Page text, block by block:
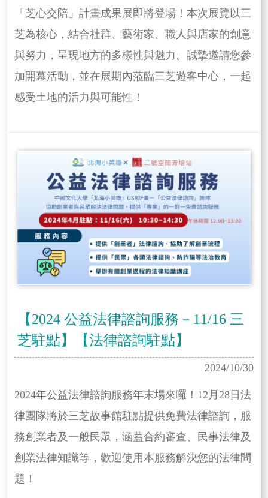
「芝心交陪」計畫成果展即將登場！本次展覽以三
芝為核心，結合社群、藝術家、職人與店家的創意
與努力，呈現地方的多樣性與魅力。誠摯邀請您參
加開幕活動，並在展期內蒞臨三芝遊客中心，一起
感受土地的活力與可能性！
【2024 公益法律諮詢服務－11/16 三
芝駐點】【法律諮詢駐點】
2024/10/30
2024年公益法律諮詢服務年末場來囉！12月28日法
律團隊將於三芝故事館駐點提供免費法律諮詢，服
務創業者及一般民眾，涵蓋合約審查、民事法律及
創業法律知識等，歡迎使用本服務解決您的法律問
題！